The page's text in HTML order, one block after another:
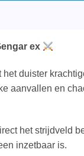
ex
het duister
aanvallen en
het strijdveld
inzetbaar is.